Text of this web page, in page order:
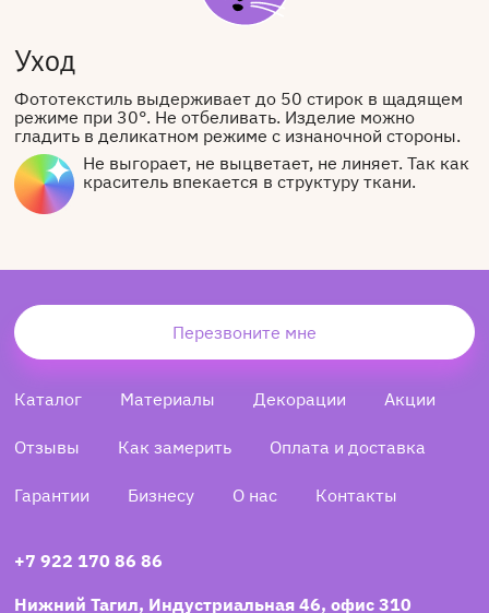
Уход
Фототекстиль выдерживает до 50 стирок в щадящем
режиме при 30°. Не отбеливать. Изделие можно
гладить в деликатном режиме с изнаночной стороны.
Не выгорает, не выцветает, не линяет. Так как
краситель впекается в структуру ткани.
Перезвоните мне
Каталог Материалы Декорации Акции
Отзывы Как замерить Оплата и доставка
Гарантии Бизнесу О нас Контакты
+7 922 170 86 86
Нижний Тагил, Индустриальная 46, офис 310